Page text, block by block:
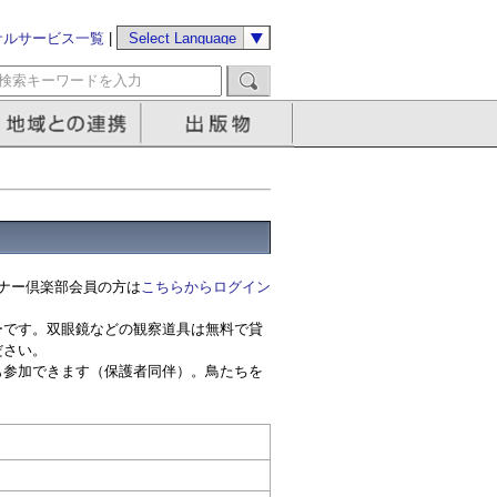
サービス一覧
ー倶楽部会員の方はこちらからログイン
す。双眼鏡などの観察道具は無料で貸
い。
加できます（保護者同伴）。鳥たちを